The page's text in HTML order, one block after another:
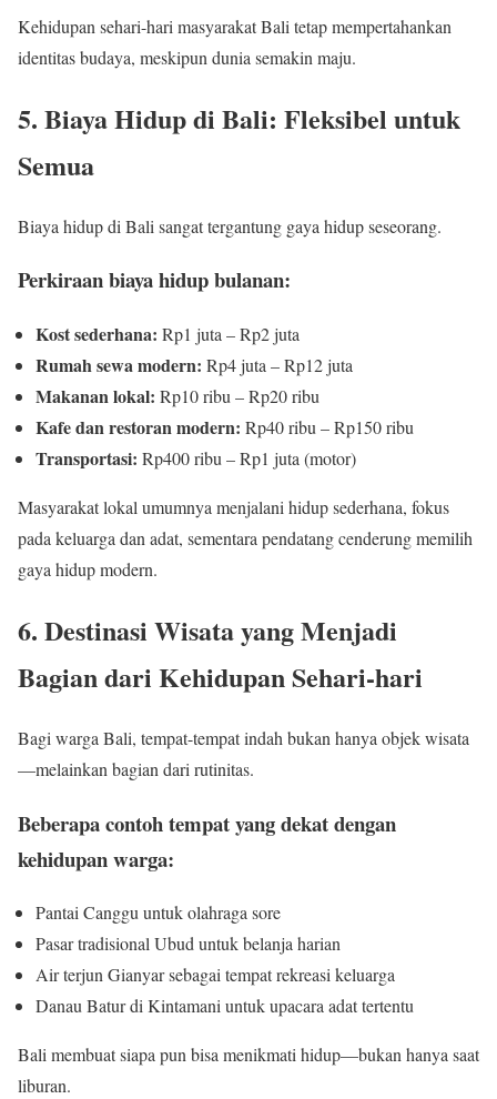
Kehidupan sehari-hari masyarakat Bali tetap mempertahankan
identitas budaya, meskipun dunia semakin maju.
5. Biaya Hidup di Bali: Fleksibel untuk
Semua
Biaya hidup di Bali sangat tergantung gaya hidup seseorang.
Perkiraan biaya hidup bulanan:
Kost sederhana: Rp1 juta – Rp2 juta
Rumah sewa modern: Rp4 juta – Rp12 juta
Makanan lokal: Rp10 ribu – Rp20 ribu
Kafe dan restoran modern: Rp40 ribu – Rp150 ribu
Transportasi: Rp400 ribu – Rp1 juta (motor)
Masyarakat lokal umumnya menjalani hidup sederhana, fokus
pada keluarga dan adat, sementara pendatang cenderung memilih
gaya hidup modern.
6. Destinasi Wisata yang Menjadi
Bagian dari Kehidupan Sehari-hari
Bagi warga Bali, tempat-tempat indah bukan hanya objek wisata
—melainkan bagian dari rutinitas.
Beberapa contoh tempat yang dekat dengan
kehidupan warga:
Pantai Canggu untuk olahraga sore
Pasar tradisional Ubud untuk belanja harian
Air terjun Gianyar sebagai tempat rekreasi keluarga
Danau Batur di Kintamani untuk upacara adat tertentu
Bali membuat siapa pun bisa menikmati hidup—bukan hanya saat
liburan.